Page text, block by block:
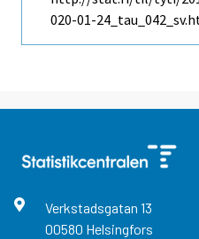
020-01-
Verkstadsgatan 13
00580 Helsingfors